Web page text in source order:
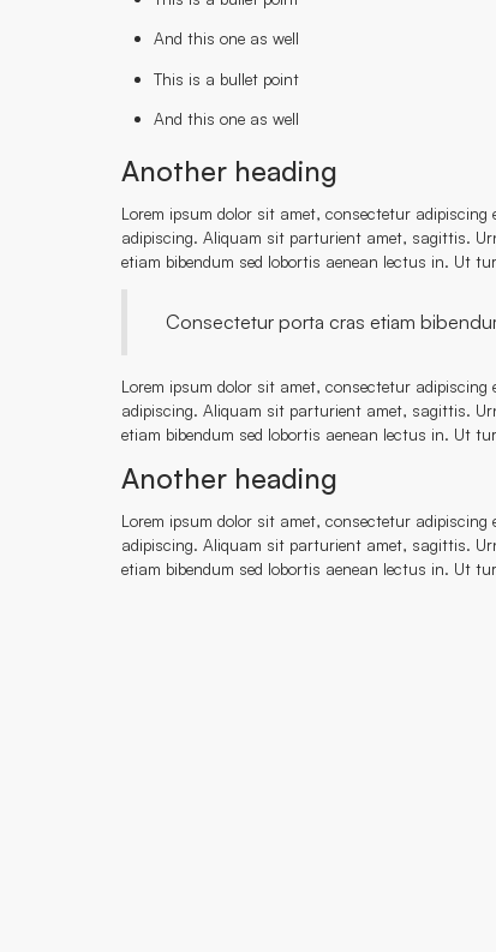
And this one as well
This is a bullet point
And this one as well
Another heading
Lorem ipsum dolor sit amet, consectetur
adipiscing. Aliquam sit parturient amet, sagittis.
etiam bibendum sed lobortis aenean lectus in. Ut
Consectetur porta cras etiam
Lorem ipsum dolor sit amet, consectetur
adipiscing. Aliquam sit parturient amet, sagittis.
etiam bibendum sed lobortis aenean lectus in. Ut
Another heading
Lorem ipsum dolor sit amet, consectetur
adipiscing. Aliquam sit parturient amet, sagittis.
etiam bibendum sed lobortis aenean lectus in. Ut